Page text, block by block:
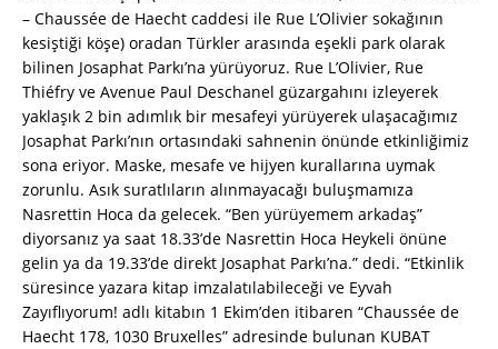
– Chaussée de Haecht caddesi ile Rue L’Olivier sokağının
kesiştiği köşe) oradan Türkler arasında eşekli park olarak
bilinen Josaphat Parkı’na yürüyoruz. Rue L’Olivier, Rue
Thiéfry ve Avenue Paul Deschanel güzargahını izleyerek
yaklaşık 2 bin adımlık bir mesafeyi yürüyerek ulaşacağımız
Josaphat Parkı’nın ortasındaki sahnenin önünde etkinliğimiz
sona eriyor. Maske, mesafe ve hijyen kurallarına uymak
zorunlu. Asık suratlıların alınmayacağı buluşmamıza
Nasrettin Hoca da gelecek. “Ben yürüyemem arkadaş”
diyorsanız ya saat 18.33’de Nasrettin Hoca Heykeli önüne
gelin ya da 19.33’de direkt Josaphat Parkı’na.” dedi. “Etkinlik
süresince yazara kitap imzalatılabileceği ve Eyvah
Zayıflıyorum! adlı kitabın 1 Ekim’den itibaren “Chaussée de
Haecht 178, 1030 Bruxelles” adresinde bulunan KUBAT